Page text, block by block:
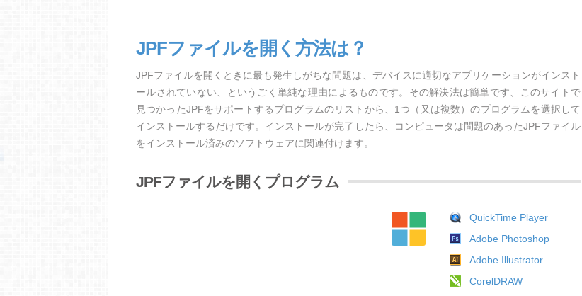
JPFファイルを開く方法は？
JPFファイルを開くときに最も発生しがちな問題は、デバイスに適切なアプリケーションがインスト
ールされていない、というごく単純な理由によるものです。その解決法は簡単です、このサイトで
見つかったJPFをサポートするプログラムのリストから、1つ（又は複数）のプログラムを選択して
インストールするだけです。インストールが完了したら、コンピュータは問題のあったJPFファイル
をインストール済みのソフトウェアに関連付けます。
JPFファイルを開くプログラム
QuickTime Player
Adobe Photoshop
Adobe Illustrator
CorelDRAW